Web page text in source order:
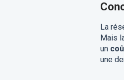
La
Mais
un
une